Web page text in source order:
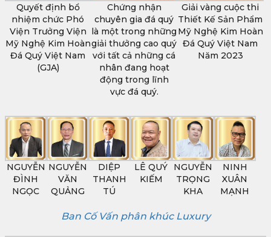
Quyết định bổ
nhiệm chức Phó
Viện Trưởng Viện
Mỹ Nghệ Kim Hoàn
Đá Quý Việt Nam
(GJA)
Chứng nhận
chuyên gia đá quý
là một trong những
giải thưởng cao quý
với tất cả những cá
nhân đang hoạt
động trong lĩnh
vực đá quý.
Giải vàng cuộc thi
Thiết Kế Sản Phẩm
Mỹ Nghệ Kim Hoàn
Đá Quý Việt Nam
Năm 2023
NGUYỄN
ĐÌNH
NGỌC
NGUYỄN
VĂN
QUẢNG
DIỆP
THANH
TÚ
LÊ QUÝ
KIẾM
NGUYỄN
TRỌNG
KHA
NINH
XUÂN
MẠNH
Ban Cố Vấn phân khúc Luxury